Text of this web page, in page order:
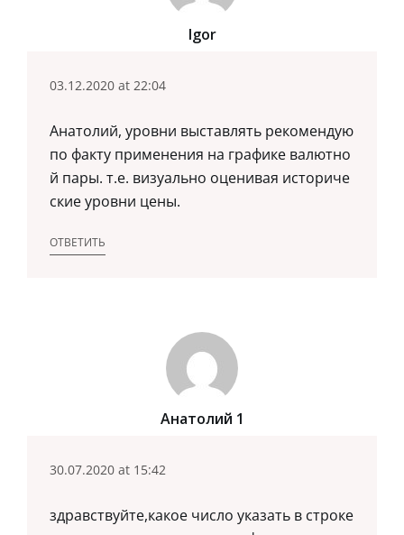
Igor
03.12.2020 at 22:04
Анатолий, уровни выставлять рекомендую
по факту применения на графике валютно
й пары. т.е. визуально оценивая историче
ские уровни цены.
ОТВЕТИТЬ
Анатолий 1
30.07.2020 at 15:42
здравствуйте,какое число указать в строке